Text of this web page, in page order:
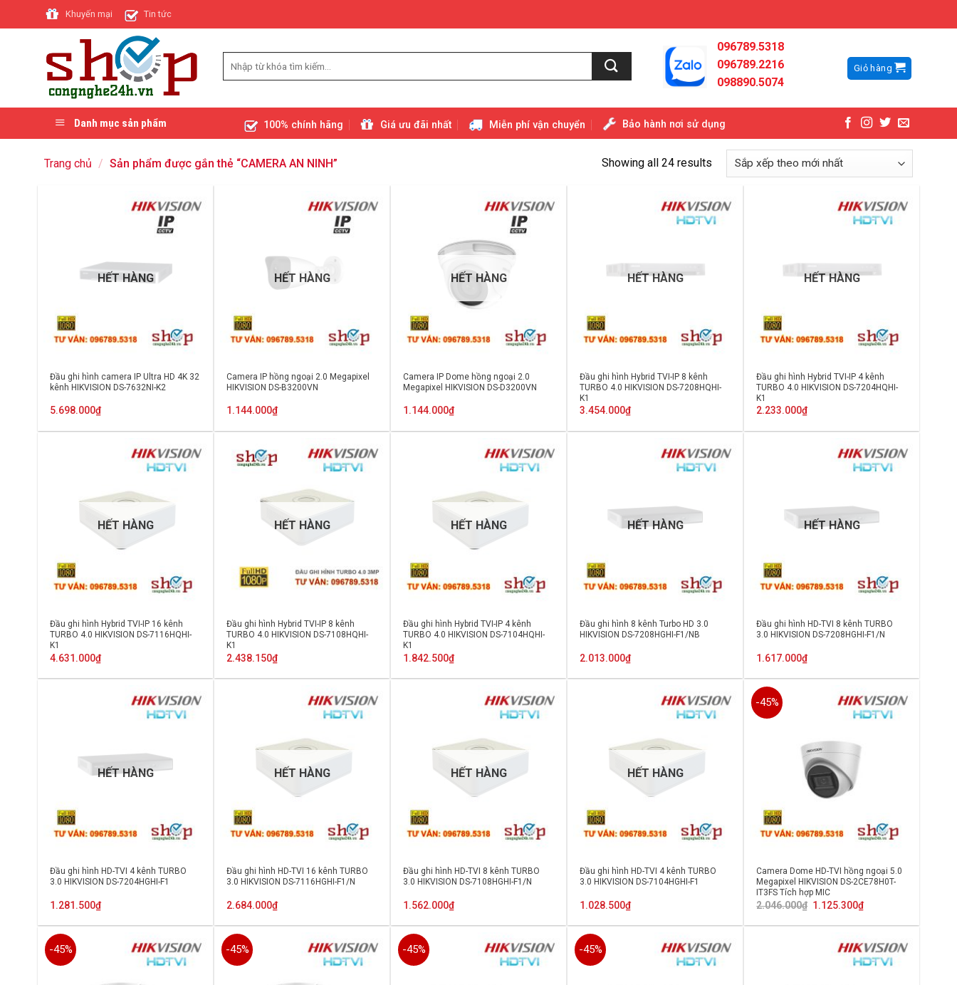
to
Khuyến mại Tin tức
096789.5318
096789.2216
098890.5074
Giỏ hàng
Danh mục sản phẩm 100% chính hãng Giá ưu đãi nhất Miễn phí vận chuyển Bảo hành nơi sử dụng
Trang chủ / Sản phẩm được gắn thẻ “CAMERA AN NINH” Showing all 24 results
HẾT HÀNG
Đầu ghi hình camera IP Ultra HD 4K 32
kênh HIKVISION DS-7632NI-K2
5.698.000₫
HẾT HÀNG
Camera IP hồng ngoại 2.0 Megapixel
HIKVISION DS-B3200VN
1.144.000₫
HẾT HÀNG
Camera IP Dome hồng ngoại 2.0
Megapixel HIKVISION DS-D3200VN
1.144.000₫
HẾT HÀNG
Đầu ghi hình Hybrid TVI-IP 8 kênh
TURBO 4.0 HIKVISION DS-7208HQHI-
K1
3.454.000₫
HẾT HÀNG
Đầu ghi hình Hybrid TVI-IP 4 kênh
TURBO 4.0 HIKVISION DS-7204HQHI-
K1
2.233.000₫
HẾT HÀNG
Đầu ghi hình Hybrid TVI-IP 16 kênh
TURBO 4.0 HIKVISION DS-7116HQHI-
K1
4.631.000₫
HẾT HÀNG
Đầu ghi hình Hybrid TVI-IP 8 kênh
TURBO 4.0 HIKVISION DS-7108HQHI-
K1
2.438.150₫
HẾT HÀNG
Đầu ghi hình Hybrid TVI-IP 4 kênh
TURBO 4.0 HIKVISION DS-7104HQHI-
K1
1.842.500₫
HẾT HÀNG
Đầu ghi hình 8 kênh Turbo HD 3.0
HIKVISION DS-7208HGHI-F1/NB
2.013.000₫
HẾT HÀNG
Đầu ghi hình HD-TVI 8 kênh TURBO
3.0 HIKVISION DS-7208HGHI-F1/N
1.617.000₫
HẾT HÀNG
Đầu ghi hình HD-TVI 4 kênh TURBO
3.0 HIKVISION DS-7204HGHI-F1
1.281.500₫
HẾT HÀNG
Đầu ghi hình HD-TVI 16 kênh TURBO
3.0 HIKVISION DS-7116HGHI-F1/N
2.684.000₫
HẾT HÀNG
Đầu ghi hình HD-TVI 8 kênh TURBO
3.0 HIKVISION DS-7108HGHI-F1/N
1.562.000₫
HẾT HÀNG
Đầu ghi hình HD-TVI 4 kênh TURBO
3.0 HIKVISION DS-7104HGHI-F1
1.028.500₫
-45%
Camera Dome HD-TVI hồng ngoại 5.0
Megapixel HIKVISION DS-2CE78H0T-
IT3FS Tích hợp MIC
2.046.000₫ Giá
1.125.300₫Giá
hiện
1.125.300₫.
-45% -45% -45% -45%